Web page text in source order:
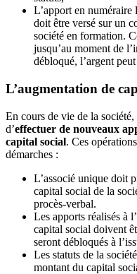
L’apport en
doit être versé sur un
société en formation.
jusqu’au moment de
débloqué, l’argent
L’augmentation de
En cours de vie de la
d’effectuer de nouveaux
capital social. Ces
démarches :
L’associé unique doit
capital social de la
procès-verbal.
Les apports réalisés à
capital social doivent
seront débloqués à
Les statuts de la
montant du capital